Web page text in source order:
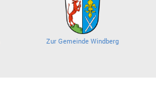
Zur Gemeinde Windberg